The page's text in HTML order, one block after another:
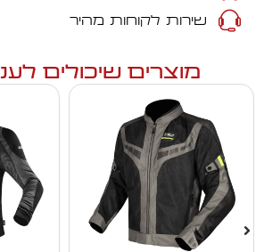
שירות לקוחות מהיר
מוצרים שיכולים